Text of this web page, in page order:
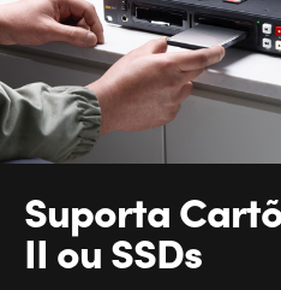
Suporta
II ou SSDs